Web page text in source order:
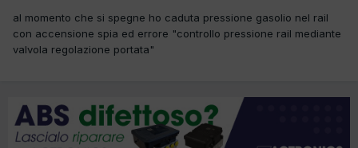
al momento che si spegne ho caduta pressione gasolio nel rail
con accensione spia ed errore "controllo pressione rail mediante
valvola regolazione portata"